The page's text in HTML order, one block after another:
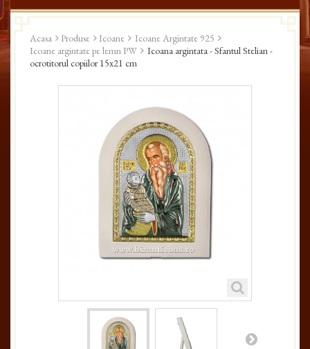
Acasa Produse Icoane
Icoane Argintate 925
Icoane argintate pe lemn PW
Icoana argintata - Sfantul Stelian -
ocrotitorul copiilor 15x21 cm